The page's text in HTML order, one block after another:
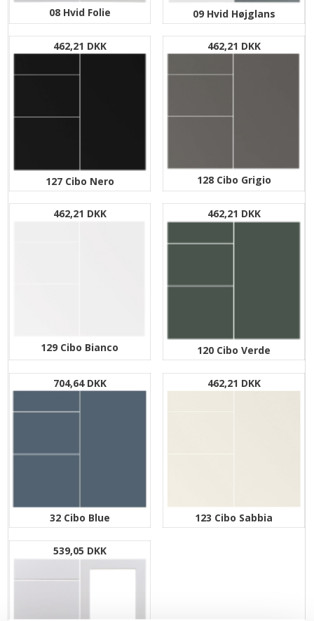
08 Hvid Folie 09 Hvid Højglans
462,21 DKK
127 Cibo Nero
462,21 DKK
128 Cibo Grigio
462,21 DKK
129 Cibo Bianco
462,21 DKK
120 Cibo Verde
704,64 DKK
32 Cibo Blue
462,21 DKK
123 Cibo Sabbia
539,05 DKK